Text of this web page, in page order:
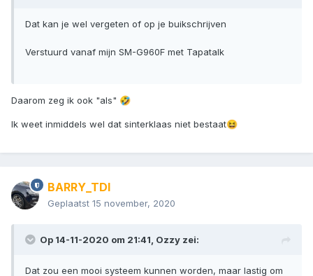
Dat kan je wel vergeten of op je buikschrijven
Verstuurd vanaf mijn SM-G960F met Tapatalk
Daarom zeg ik ook "als" 🤣
Ik weet inmiddels wel dat sinterklaas niet bestaat😆
BARRY_TDI
Geplaatst 15 november, 2020
Op 14-11-2020 om 21:41, Ozzy zei:
Dat zou een mooi systeem kunnen worden, maar lastig om